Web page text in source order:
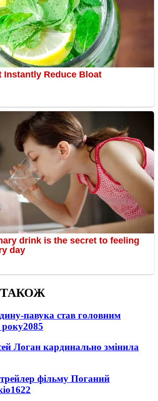
павука став головним
року2085
Логан кардинально змінила
фільму Поганий
1622